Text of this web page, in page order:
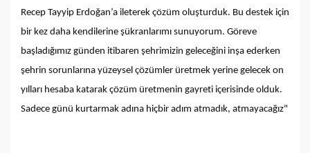
Recep Tayyip Erdoğan’a ileterek çözüm oluşturduk. Bu destek için
bir kez daha kendilerine şükranlarımı sunuyorum. Göreve
başladığımız günden itibaren şehrimizin geleceğini inşa ederken
şehrin sorunlarına yüzeysel çözümler üretmek yerine gelecek on
yılları hesaba katarak çözüm üretmenin gayreti içerisinde olduk.
Sadece günü kurtarmak adına hiçbir adım atmadık, atmayacağız"